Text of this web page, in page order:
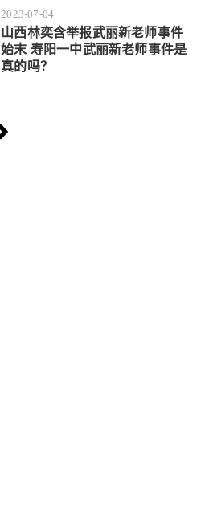
2023-07-04
山西林奕含举报武丽新老师事件
始末 寿阳一中武丽新老师事件是
真的吗？